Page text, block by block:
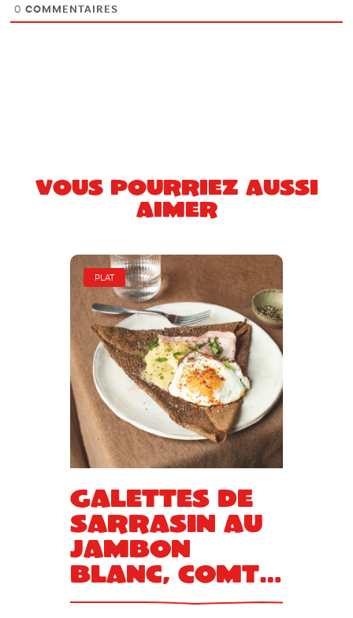
0 COMMENTAIRES
Vous pourriez aussi
aimer
PLAT
Galettes de
sarrasin au
jambon
blanc, Comté
et œuf